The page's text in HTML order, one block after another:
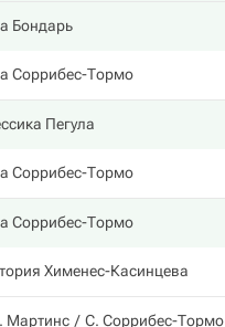
Бондарь
Соррибес-Тормо
Пегула
Соррибес-Тормо
Соррибес-Тормо
Хименес-Касинцева
Мартинс С. Соррибес-Тормо